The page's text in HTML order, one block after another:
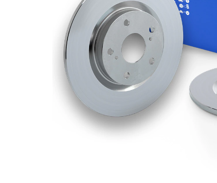
kotouče
Minimální
tloušťka
8 mm
počet děr
2
Vnější
průměr
270 mm
Počet děr
5
Centrovací
průměr
62 mm
Kruhový
vyvrt Ø 2
114,3
nátěr